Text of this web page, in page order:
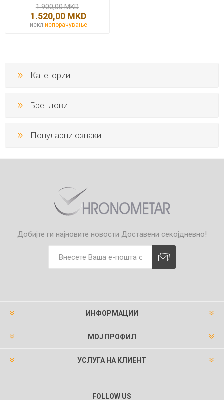
1.900,00 MKD
1.520,00 MKD
искл. испорачување
Категории
Брендови
Популарни ознаки
Добијте ги најновите новости Доставени секојдневно!
ИНФОРМАЦИИ
МОЈ ПРОФИЛ
УСЛУГА НА КЛИЕНТ
FOLLOW US